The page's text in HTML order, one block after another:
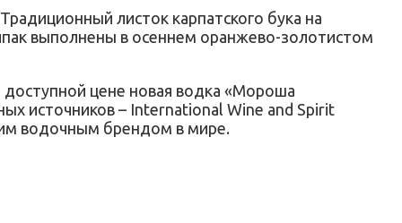
листок карпатского бука на
выполнены в осеннем оранжево-золотистом
цене новая водка «Мороша
источников – International Wine and Spirit
водочным брендом в мире.